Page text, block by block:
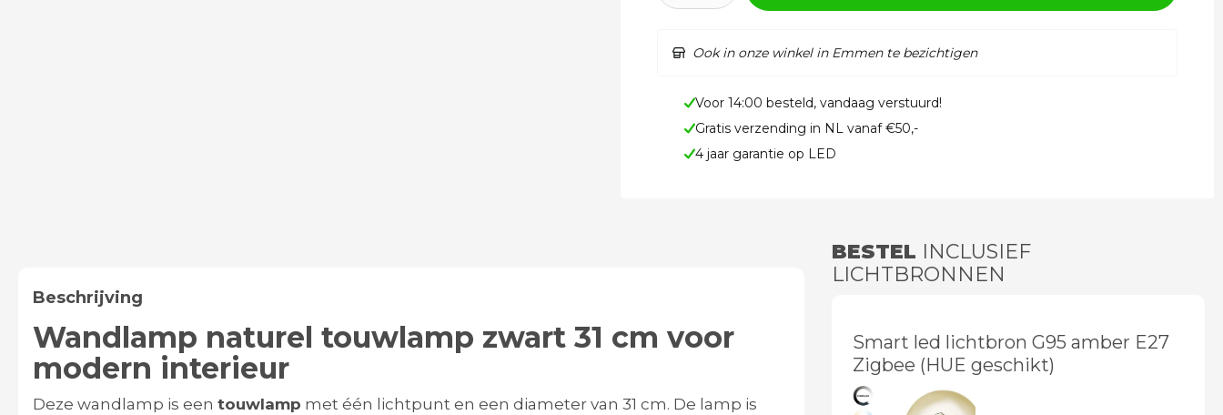
Ook in onze winkel in Emmen te bezichtigen
Voor 14:00 besteld, vandaag verstuurd!
Gratis verzending in NL vanaf €50,-
4 jaar garantie op LED
Beschrijving
Wandlamp naturel touwlamp zwart 31 cm voor
modern interieur
Deze wandlamp is een touwlamp met één lichtpunt en een diameter van 31 cm. De lamp is
BESTEL INCLUSIEF
LICHTBRONNEN
Smart led lichtbron G95 amber E27
Zigbee (HUE geschikt)